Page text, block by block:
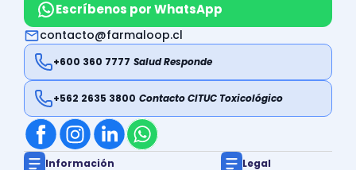
Escríbenos por WhatsApp
contacto@farmaloop.cl
+600 360 7777 Salud Responde
+562 2635 3800 Contacto CITUC Toxicológico
Información Legal